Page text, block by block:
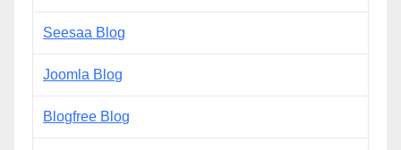
Seesaa Blog
Joomla Blog
Blogfree Blog